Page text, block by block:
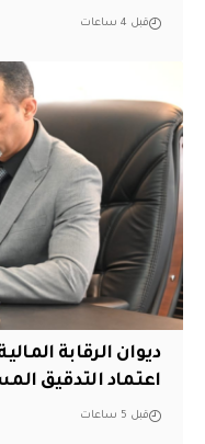
قبل 4 ساعات
ديوان الرقابة
اعتماد التدقيق
قبل 5 ساعات